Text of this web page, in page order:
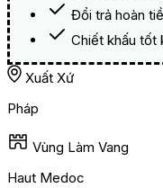
Đổi trả hoàn
Chiết khấu tốt
Xuất Xứ
Pháp
Vùng Làm Vang
Haut Medoc